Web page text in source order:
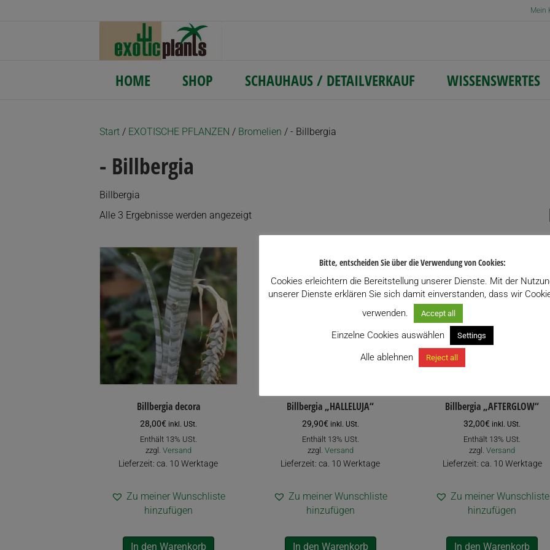
Mein
HOME SHOP SCHAUHAUS / DETAILVERKAUF WISSENSWERTES
Start / EXOTISCHE PFLANZEN / Bromelien / - Billbergia
- Billbergia
Billbergia
Alle 3 Ergebnisse werden angezeigtNach
Billbergia decora
28,00€ inkl. USt.
Enthält 13% USt.
zzgl. Versand
Lieferzeit: ca. 10 Werktage
Zu meiner Wunschliste
hinzufügen
In den Warenkorb
Billbergia „HALLELUJA“
29,90€ inkl. USt.
Enthält 13% USt.
zzgl. Versand
Lieferzeit: ca. 10 Werktage
Zu meiner Wunschliste
hinzufügen
In den Warenkorb
Billbergia „AFTERGLOW“
32,00€ inkl. USt.
Enthält 13% USt.
zzgl.Versand
Lieferzeit: ca. 10 Werktage
Zu meiner Wunschliste
hinzufügen
In den Warenkorb
Bitte, entscheiden Sie über die Verwendung von Cookies:
Cookies erleichtern die Bereitstellung unserer Dienste. Mit der
unserer Dienste erklären Sie sich damit einverstanden, dass wir
verwenden.
Accept all
Einzelne Cookies auswählen Settings
Alle ablehnen Reject all